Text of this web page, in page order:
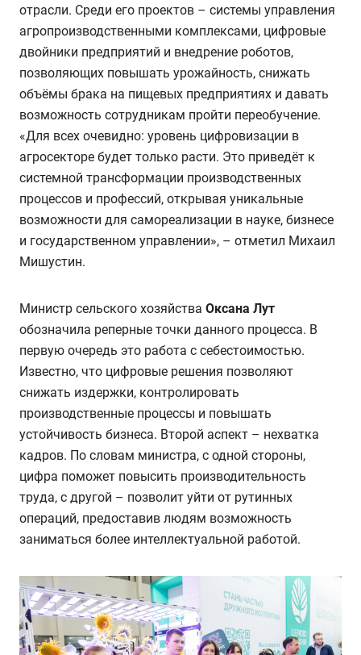
отрасли. Среди его проектов – системы управления
агропроизводственными комплексами, цифровые
двойники предприятий и внедрение роботов,
позволяющих повышать урожайность, снижать
объёмы брака на пищевых предприятиях и давать
возможность сотрудникам пройти переобучение.
«Для всех очевидно: уровень цифровизации в
агросекторе будет только расти. Это приведёт к
системной трансформации производственных
процессов и профессий, открывая уникальные
возможности для самореализации в науке, бизнесе
и государственном управлении», – отметил Михаил
Мишустин.
Министр сельского хозяйства Оксана Лут
обозначила реперные точки данного процесса. В
первую очередь это работа с себестоимостью.
Известно, что цифровые решения позволяют
снижать издержки, контролировать
производственные процессы и повышать
устойчивость бизнеса. Второй аспект – нехватка
кадров. По словам министра, с одной стороны,
цифра поможет повысить производительность
труда, с другой – позволит уйти от рутинных
операций, предоставив людям возможность
заниматься более интеллектуальной работой.